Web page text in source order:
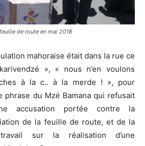
de route en mai 2018
mahoraise était dans la rue ce
», « nous n’en voulons
à la c.. à la merde ! », pour
phrase du Mzé Bamana qui refusait
accusation portée contre la
de la feuille de route, et de la
sur la réalisation d’une